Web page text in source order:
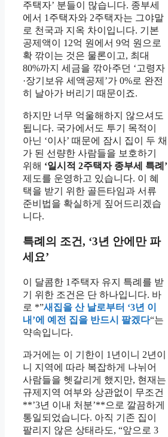
주택자’ 분들이 많습니다. 종부세
에서 1주택자와 2주택자는 그야말
로 천국과 지옥 차이입니다. 기본
공제액이 12억 원에서 9억 원으로
확 깎이는 것은 물론이고, 최대
80%까지 세금을 깎아주던 ‘고령자
·장기보유 세액공제’가 0%로 완전
히 날아가 버리기 때문이죠.
하지만 너무 억울해하지 않으셔도
됩니다. 국가에서도 투기 목적이
아닌 ‘이사’ 때문에 잠시 집이 두 채
가 된 선량한 사람들을 보호하기
위해 ‘일시적 2주택자 종부세 특례’
제도를 운영하고 있습니다. 이 혜
택을 받기 위한 골든타임과 서류
준비법을 확실하게 짚어드리겠습
니다.
특례의 조건, ‘3년 안에만 파
세요’
이 달콤한 1주택자 유지 특례를 받
기 위한 조건은 단 하나입니다. 바
로 *”새집을 산 날로부터 ‘3년 이
내’에 예전 집을 반드시 팔겠다“는
약속입니다.
과거에는 이 기한이 1년이니 2년이
니 지역에 따라 복잡하게 나뉘어
사람들을 헷갈리게 했지만, 현재는
규제지역 여부와 상관없이 무조건
**’3년 이내 처분’**으로 깔끔하게
통일되었습니다. 아직 기존 집이
팔리지 않은 상태라도, “앞으로 3